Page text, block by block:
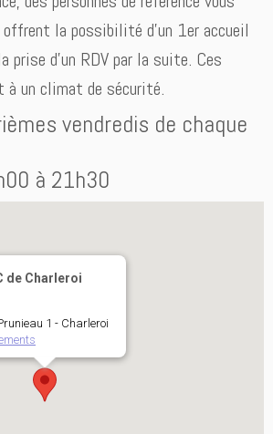
la possibilité d’un 1er accueil
prise d’un RDV par la suite. Ces
à un climat de sécurité.
vendredis de chaque
à 21h30
de Charleroi
1 - Charleroi